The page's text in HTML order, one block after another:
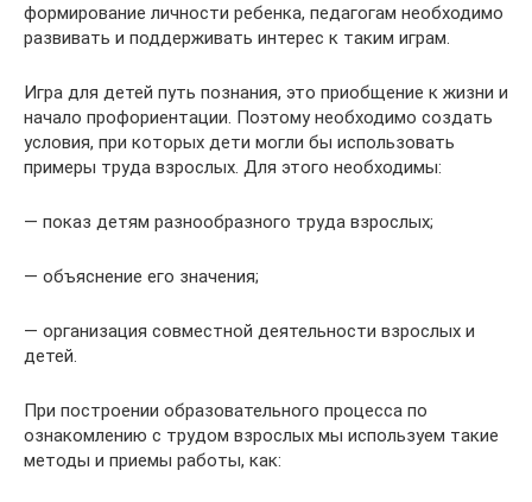
формирование личности ребенка, педагогам необходимо
развивать и поддерживать интерес к таким играм.
Игра для детей путь познания, это приобщение к жизни и
начало профориентации. Поэтому необходимо создать
условия, при которых дети могли бы использовать
примеры труда взрослых. Для этого необходимы:
— показ детям разнообразного труда взрослых;
— объяснение его значения;
— организация совместной деятельности взрослых и
детей.
При построении образовательного процесса по
ознакомлению с трудом взрослых мы используем такие
методы и приемы работы, как: